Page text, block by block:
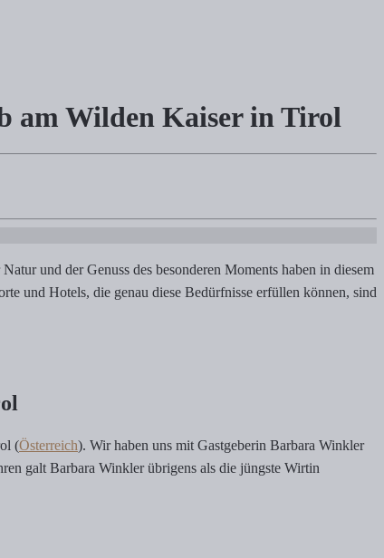
am Wilden Kaiser in Tirol
und der Genuss des besonderen Moments haben in diesem
und Hotels, die genau diese Bedürfnisse erfüllen können, sind
(Österreich). Wir haben uns mit Gastgeberin Barbara Winkler
galt Barbara Winkler übrigens als die jüngste Wirtin